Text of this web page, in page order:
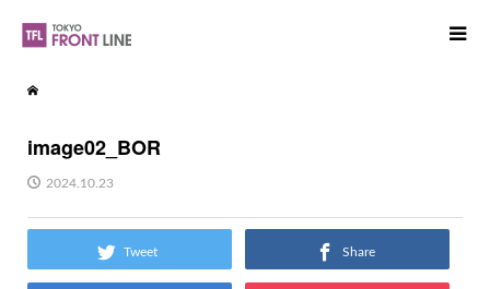
image02_BOR
2024.10.23
Tweet Share